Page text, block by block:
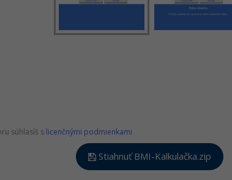
súhlasíš s licenčnými podmienkami
Stiahnuť BMI-Kalkulačka.zip